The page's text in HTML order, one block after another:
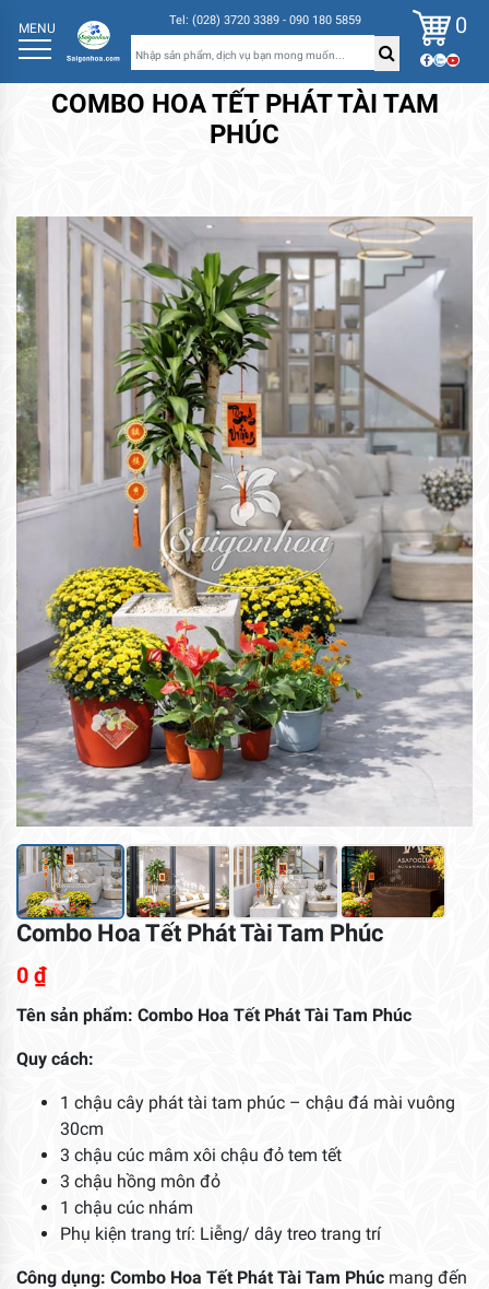
MENU Tel: (028) 3720 3389 - 090 180 5859 0
COMBO HOA TẾT PHÁT TÀI TAM
PHÚC
Combo Hoa Tết Phát Tài Tam Phúc
0 ₫
Tên sản phẩm: Combo Hoa Tết Phát Tài Tam Phúc
Quy cách:
1 chậu cây phát tài tam phúc – chậu đá mài vuông
30cm
3 chậu cúc mâm xôi chậu đỏ tem tết
3 chậu hồng môn đỏ
1 chậu cúc nhám
Phụ kiện trang trí: Liễng/ dây treo trang trí
Công dụng: Combo Hoa Tết Phát Tài Tam Phúc mang đến